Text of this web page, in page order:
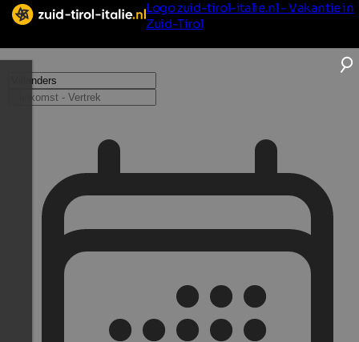
Logo zuid-tirol-italie.nl - Vakantie in
Zuid-Tirol